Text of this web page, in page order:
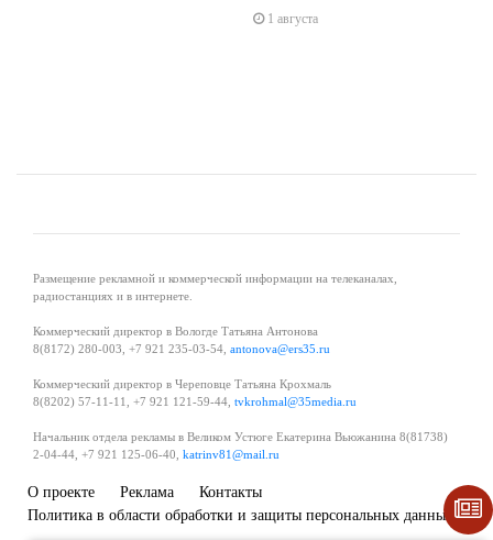
1 августа
Размещение рекламной и коммерческой информации на телеканалах,
радиостанциях и в интернете.
Коммерческий директор в Вологде Татьяна Антонова
8(8172) 280-003, +7 921 235-03-54, antonova@ers35.ru
Коммерческий директор в Череповце Татьяна Крохмаль
8(8202) 57-11-11, +7 921 121-59-44, tvkrohmal@35media.ru
Начальник отдела рекламы в Великом Устюге Екатерина Вьюжанина 8(81738)
2-04-44, +7 921 125-06-40, katrinv81@mail.ru
О проекте Реклама
Контакты
Политика в области обработки и защиты персональных данных